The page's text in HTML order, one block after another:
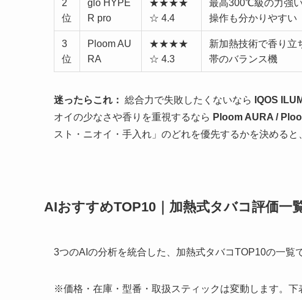
2
位
glo HYPE
R pro
★★★★
☆ 4.4
最高300℃級の力強
操作も分かりやすい
3
位
Ploom AU
RA
★★★★
☆ 4.3
新加熱技術で香り立
帯のバランス機
迷ったらこれ： 総合力で失敗したくないなら IQOS
オイの少なさや香りを重視するなら Ploom AURA /
スト・ニオイ・手入れ」のどれを優先するかを決めると
AIおすすめTOP10｜加熱式タバコ評価一
3つのAIの分析を統合した、加熱式タバコTOP10の一覧
※価格・在庫・型番・取扱スティックは変動します。